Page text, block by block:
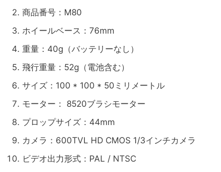
商品番号：M80
ホイールベース：76mm
重量：40g（バッテリーなし）
飛行重量：52g（電池含む）
サイズ：100 * 100 * 50ミリメートル
モーター： 8520ブラシモーター
プロップサイズ：44mm
カメラ：600TVL HD CMOS 1/3インチカメラ
ビデオ出力形式：PAL / NTSC